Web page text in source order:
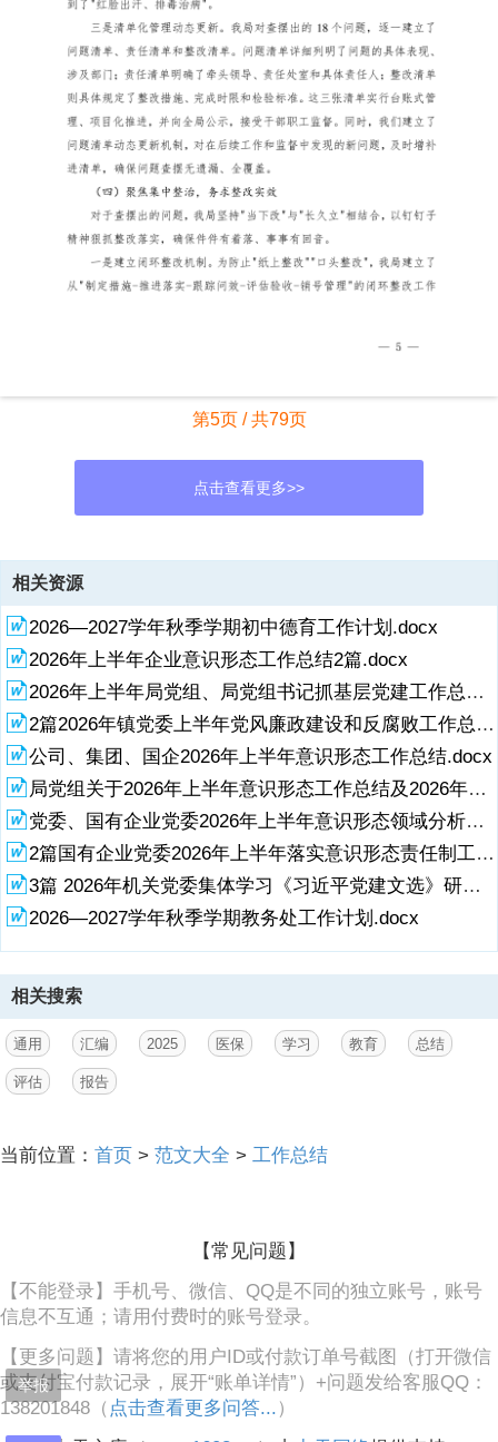
举报
第5页 / 共79页
点击查看更多>>
资源描述
1、 1 科技局学习教育总结评估报告.1 民政局学习教育总结评估报告.11
水利局学习教育总结评估报告.21 统计局学习教育总结评估报告.31 市
委办公室学习教育总结评估报告.41 自然资源局学习教育总结评估报
告.51 司法局学习教育总结评估报告.61 医保局学习教育总结评估报
告.69 科技局学习教育总结评估报告科技局学习教育总结评估报告 根据
市委统一部署及年度党风廉政建设工作安排，我局自 2025 年 3月起，
集中开展了为期四个月的中央八项规定精神学习教育活动。本次学习教
育覆盖局机关各处室、局属各事业单位全体在编在职人员及重要岗位聘
用人员共计 285 人，其中县处级以上领导干部 42 人，科级及
2、以下干部243人，实现了核心层级与关键岗位人员的全覆盖。在集中
学习教育期间，全局上下累计组织开展专题学习研讨 21 次、警示教育
活动 8 场、领导干部讲党课 15次，通过多渠道、多层次征求意见，深
入排查出 3大类 18个具体问题，并已全部建立整改台账。通过系统谋
划、扎实推进，全局学习教育取得了阶段性显著成效，干部队伍作风面
进，我局党组始终将压实责任作为首要任务，构建了权责明晰、运转高
效的领导体系。一是建立高效领导机制。学习教育启动之初，我局第一
时间成立了由党组书记、局长
3、 xx 同志任组长，其他班子成员任副组长，各处室及下属单位主要负
责人为成员的学习教育领导小组。领导小组下设办公室，负责日常工作
央八项规定精神学习教育的实施方案，方案中明确了学习教育的总体要
求、主要内容、方法步骤和时间节点，将任务细化分解为 25项具体工
班子成员严格落实一岗双责，实行包片负责制，每位班子成员负责联系
指导 2-3个党支部，定期深入所联系
4、的支部参加学习、指导研讨、督导整改。各党支部书记作为第一责
任人，切实担负起本支部学习教育的主体责任。为确保责任不悬空，我
局还将学习教育开展情况纳入各部门及个人年度绩效考核和党建工作责
任制考核，对组织不力、敷衍塞责的单位及个人进行严肃问责。三是坚
持领导示范带动。局党组班子成员以身作则、率先垂范，在学习教育中
发挥了头雁效应。党组理论学习中心组带头开展了 5次专题学 3 习，班
展开阅读全文
相关资源
2026—2027学年秋季学期初中德育工作计划.docx
2026年上半年企业意识形态工作总结2篇.docx
2026年上半年局党组、局党组书记抓基层党建工作总结.docx
2篇2026年镇党委上半年党风廉政建设和反腐败工作总结.docx
公司、集团、国企2026年上半年意识形态工作总结.docx
局党组关于2026年上半年意识形态工作总结及2026年下半年工作打算.docx
党委、国有企业党委2026年上半年意识形态领域分析研判报告.docx
2篇国有企业党委2026年上半年落实意识形态责任制工作总结.docx
3篇 2026年机关党委集体学习《习近平党建文选》研讨发言.docx
2026—2027学年秋季学期教务处工作计划.docx
相关搜索
通用 汇编 2025 医保 学习 教育 总结
评估 报告
当前位置： 首页 > 范文大全 > 工作总结
【常见问题】
【不能登录】手机号、微信、QQ是不同的独立账号，账号
信息不互通；请用付费时的账号登录。
【更多问题】请将您的用户ID或付款订单号截图（打开微信
或支付宝付款记录，展开“账单详情”）+问题发给客服QQ：
138201848（ 点击查看更多问答... ）